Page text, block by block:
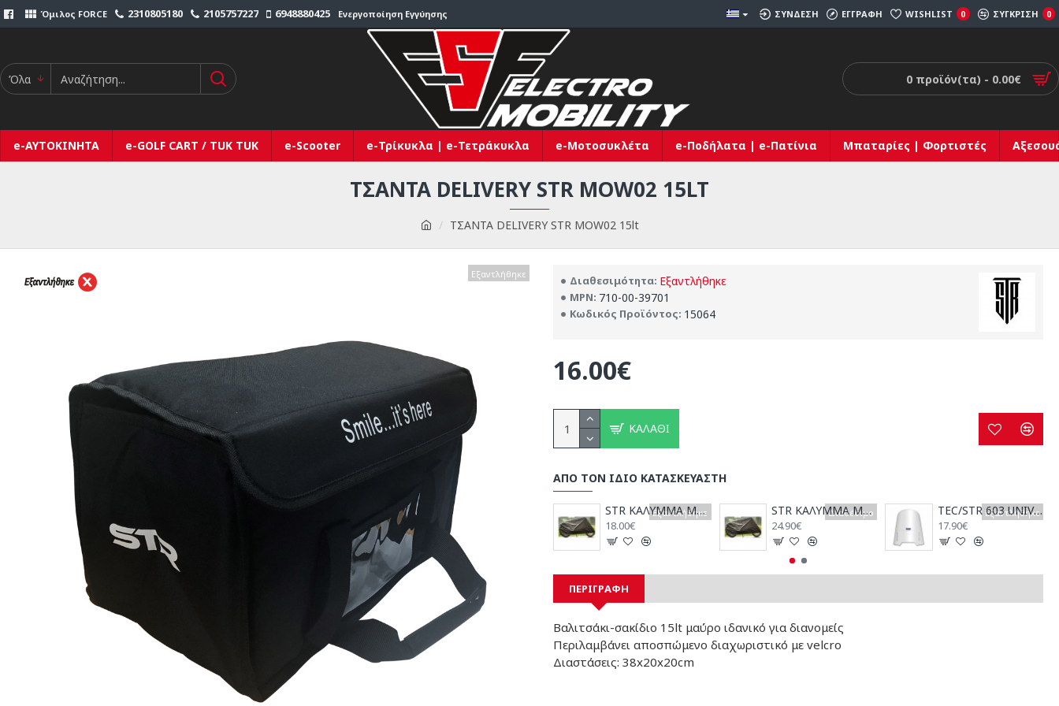
Όμιλος FORCE 2310805180 2105757227 6948880425 Ενεργοποίηση Εγγύησης ΣΎΝΔΕΣΗ ΕΓΓΡΑΦΉ WISHLIST 0 ΣΎΓΚΡΙΣΗ 0
Όλα 0 προϊόν(τα) - 0.00€
e-ΑΥΤΟΚΙΝΗΤΑ e-GOLF CART / TUK TUK e-Scooter e-Τρίκυκλα | e-Τετράκυκλα e-Μοτοσυκλέτα e-Ποδήλατα | e-Πατίνια Μπαταρίες | Φορτιστές
ΤΣΑΝΤΑ DELIVERY STR MOW02 15lt
ΤΣΑΝΤΑ DELIVERY STR MOW02 15LT
Εξαντλήθηκε Διαθεσιμότητα: Εξαντλήθηκε
MPN: 710-00-39701
Κωδικός Προϊόντος: 15064
16.00€
ΚΑΛΆΘΙ
ΑΠΟ ΤΟΝ ΙΔΙΟ ΚΑΤΑΣΚΕΥΑΣΤΗ
Εξαντλήθηκε
STR ΚΑΛΥΜΜΑ ΜΟΤΟΣΥΚΛΕΤΑΣ
18.00€
Διαθέσιμο
STR ΚΑΛΥΜΜΑ ΜΟΤΟΣΥΚΛΕΤΑΣ ΑΔΙΑΒΡΟΧΟ
24.90€
Εξαντλήθηκε
TEC/STR 603 UNIVERSAL ΠΑΡΜΠΡΙΖ ΜΟΤΟΣΥΚΛΕΤΑΣ 51cm x 48cm
17.90€
ΠΕΡΙΓΡΑΦΉ
Βαλιτσάκι-σακίδιο 15lt μαύρο ιδανικό για διανομείς
Περιλαμβάνει αποσπώμενο διαχωριστικό με velcro
Διαστάσεις: 38x20x20cm